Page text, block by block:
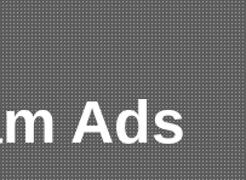
Ads